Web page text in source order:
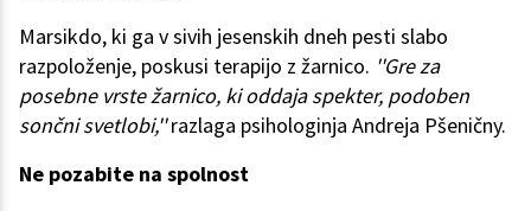
Marsikdo, ki ga v sivih jesenskih dneh pesti slabo
razpoloženje, poskusi terapijo z žarnico. ''Gre za
posebne vrste žarnico, ki oddaja spekter, podoben
sončni svetlobi,''razlaga psihologinja Andreja Pšeničny.
Ne pozabite na spolnost